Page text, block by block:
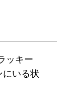
ッキー
にいる状